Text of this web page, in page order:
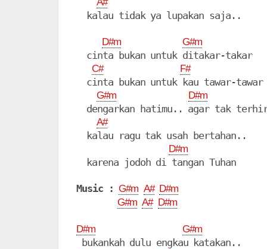
  kalau tidak ya lupakan saja..
D#m G#m
  cinta bukan untuk ditakar-takar
C# F#
  cinta bukan untuk kau tawar-tawar
G#m D#m
dengarkan hatimu.. agar tak
A#
  kalau ragu tak usah bertahan..
D#m
  karena jodoh di tangan Tuhan
Music : G#m A# D#m
G#m A# D#m
D#m G#m